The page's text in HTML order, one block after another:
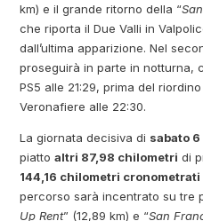
km) e il grande ritorno della “
che riporta il Due Valli in
dall’ultima apparizione. Nel
proseguirà in parte in notturna,
PS5 alle 21:29, prima del
Veronafiere alle 22:30.
La giornata decisiva di sabato
piattoaltri 87,98 chilometri di
144,16 chilometri cronometrati
percorso sarà incentrato su tre
Up Rent” (12,89 km) e “San